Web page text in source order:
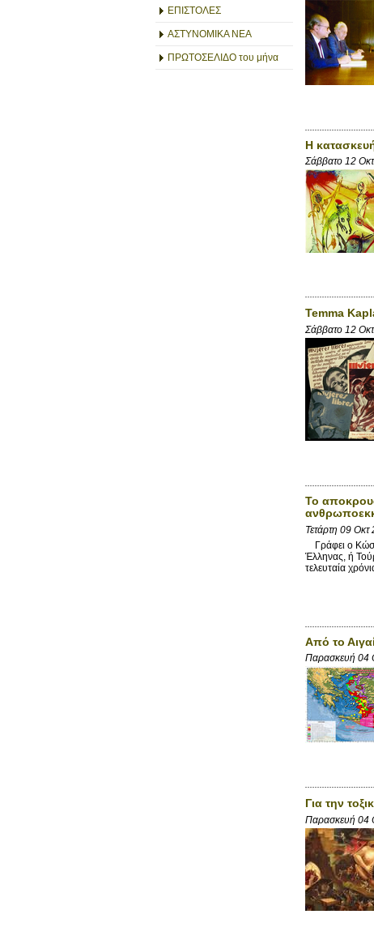
ΕΠΙΣΤΟΛΕΣ
ΑΣΤΥΝΟΜΙΚΑ ΝΕΑ
ΠΡΩΤΟΣΕΛΙΔΟ του μήνα
Η κατασκευή
Σάββατο 12
Temma
Σάββατο 12
Το
Τετάρτη 09 Οκτ
Γράφει ο
Έλληνας, ή
τελευταία
Από το
Παρασκευή 04
Για την
Παρασκευή 04